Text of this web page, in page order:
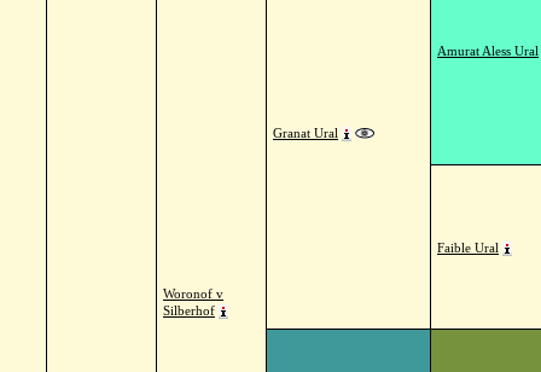
Woronof v
Silberhof
Granat Ural
Amurat Aless Ural
Faible Ural